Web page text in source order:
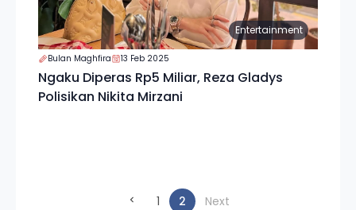
Entertainment
Bulan Maghfira 13 Feb 2025
Ngaku Diperas Rp5 Miliar, Reza Gladys
Polisikan Nikita Mirzani
1 2 (current)
Next